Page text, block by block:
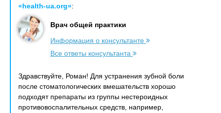
«health-ua.org»:
Врач общей практики
Информация о консультанте
Все ответы консультанта
Здравствуйте, Роман! Для устранения зубной боли
после стоматологических вмешательств хорошо
подходят препараты из группы нестероидных
противовоспалительных средств, например,